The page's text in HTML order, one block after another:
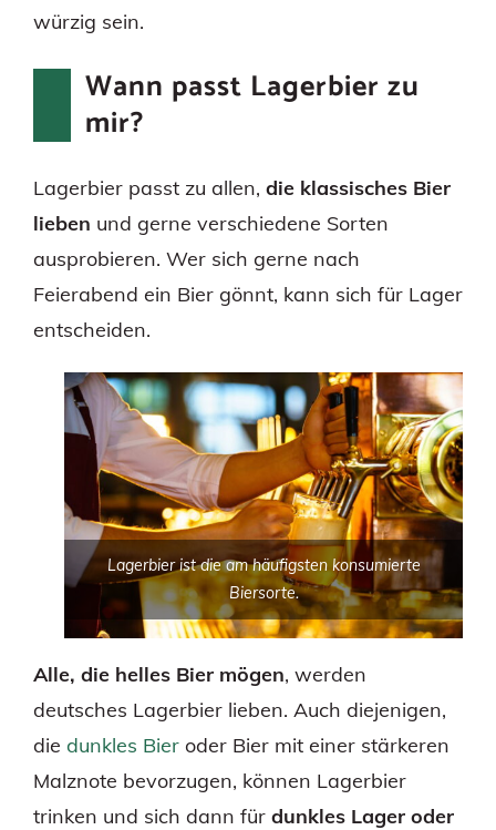
würzig sein.
Wann passt Lagerbier zu
mir?
Lagerbier passt zu allen, die klassisches Bier
lieben und gerne verschiedene Sorten
ausprobieren. Wer sich gerne nach
Feierabend ein Bier gönnt, kann sich für Lager
entscheiden.
Lagerbier ist die am häufigsten konsumierte
Biersorte.
Alle, die helles Bier mögen, werden
deutsches Lagerbier lieben. Auch diejenigen,
die dunkles Bier oder Bier mit einer stärkeren
Malznote bevorzugen, können Lagerbier
trinken und sich dann für dunkles Lager oder